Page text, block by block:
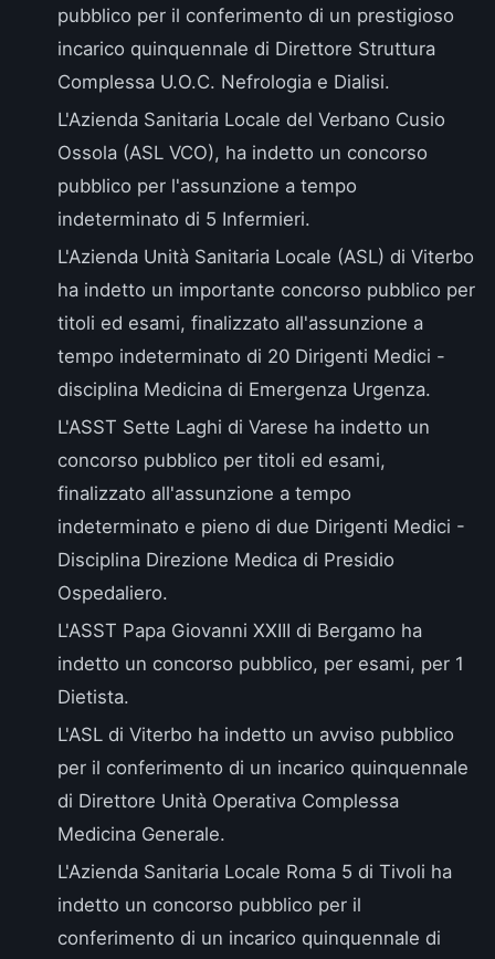
pubblico per il conferimento di un prestigioso
incarico quinquennale di Direttore Struttura
Complessa U.O.C. Nefrologia e Dialisi.
L'Azienda Sanitaria Locale del Verbano Cusio
Ossola (ASL VCO), ha indetto un concorso
pubblico per l'assunzione a tempo
indeterminato di 5 Infermieri.
L'Azienda Unità Sanitaria Locale (ASL) di Viterbo
ha indetto un importante concorso pubblico per
titoli ed esami, finalizzato all'assunzione a
tempo indeterminato di 20 Dirigenti Medici -
disciplina Medicina di Emergenza Urgenza.
L'ASST Sette Laghi di Varese ha indetto un
concorso pubblico per titoli ed esami,
finalizzato all'assunzione a tempo
indeterminato e pieno di due Dirigenti Medici -
Disciplina Direzione Medica di Presidio
Ospedaliero.
L'ASST Papa Giovanni XXIII di Bergamo ha
indetto un concorso pubblico, per esami, per 1
Dietista.
L'ASL di Viterbo ha indetto un avviso pubblico
per il conferimento di un incarico quinquennale
di Direttore Unità Operativa Complessa
Medicina Generale.
L'Azienda Sanitaria Locale Roma 5 di Tivoli ha
indetto un concorso pubblico per il
conferimento di un incarico quinquennale di